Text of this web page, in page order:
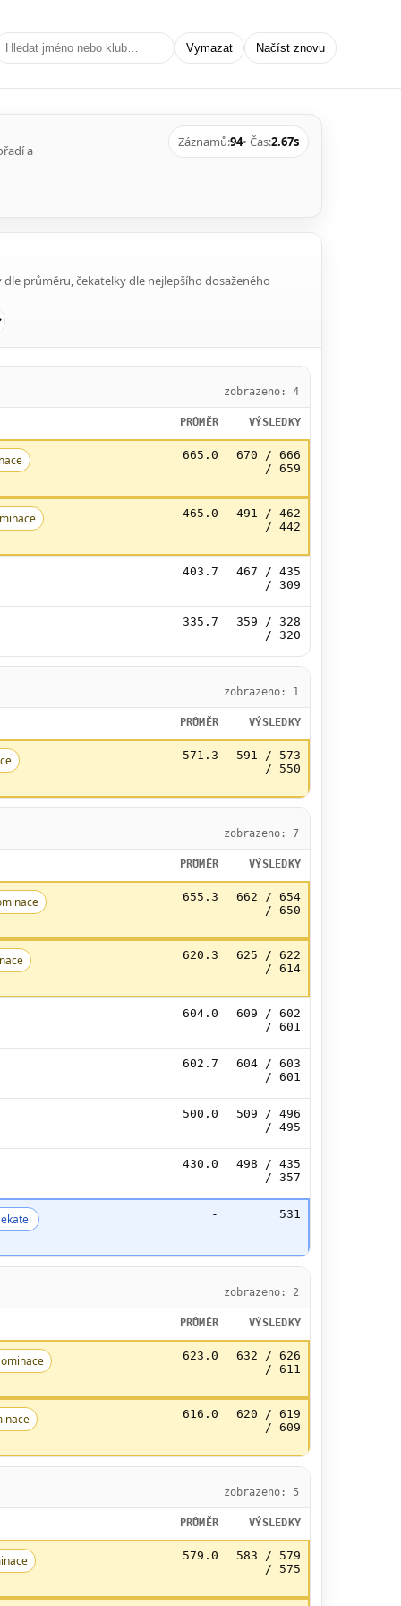
Vymazat Načíst znovu
a
Záznamů:94• Čas:2.67s
průměru, čekatelky dle nejlepšího dosaženého
zobrazeno: 4
PRŮMĚR VÝSLEDKY
665.0
670 / 666
/ 659
465.0
491 / 462
/ 442
403.7
467 / 435
/ 309
335.7
359 / 328
/ 320
zobrazeno: 1
PRŮMĚR VÝSLEDKY
571.3
591 / 573
/ 550
zobrazeno: 7
PRŮMĚR VÝSLEDKY
655.3
662 / 654
/ 650
620.3
625 / 622
/ 614
604.0
609 / 602
/ 601
602.7
604 / 603
/ 601
500.0
509 / 496
/ 495
430.0
498 / 435
/ 357
- 531
zobrazeno: 2
PRŮMĚR VÝSLEDKY
623.0
632 / 626
/ 611
616.0
620 / 619
/ 609
zobrazeno: 5
PRŮMĚR VÝSLEDKY
579.0
583 / 579
/ 575